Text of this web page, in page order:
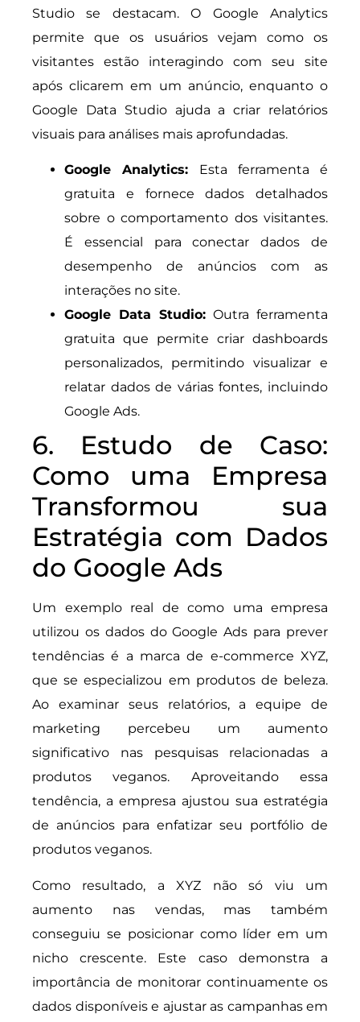
Studio se destacam. O Google Analytics
permite que os usuários vejam como os
visitantes estão interagindo com seu site
após clicarem em um anúncio, enquanto o
Google Data Studio ajuda a criar relatórios
visuais para análises mais aprofundadas.
Google Analytics: Esta ferramenta é
gratuita e fornece dados detalhados
sobre o comportamento dos visitantes.
É essencial para conectar dados de
desempenho de anúncios com as
interações no site.
Google Data Studio: Outra ferramenta
gratuita que permite criar dashboards
personalizados, permitindo visualizar e
relatar dados de várias fontes, incluindo
Google Ads.
6. Estudo de Caso:
Como uma Empresa
Transformou sua
Estratégia com Dados
do Google Ads
Um exemplo real de como uma empresa
utilizou os dados do Google Ads para prever
tendências é a marca de e-commerce XYZ,
que se especializou em produtos de beleza.
Ao examinar seus relatórios, a equipe de
marketing percebeu um aumento
significativo nas pesquisas relacionadas a
produtos veganos. Aproveitando essa
tendência, a empresa ajustou sua estratégia
de anúncios para enfatizar seu portfólio de
produtos veganos.
Como resultado, a XYZ não só viu um
aumento nas vendas, mas também
conseguiu se posicionar como líder em um
nicho crescente. Este caso demonstra a
importância de monitorar continuamente os
dados disponíveis e ajustar as campanhas em